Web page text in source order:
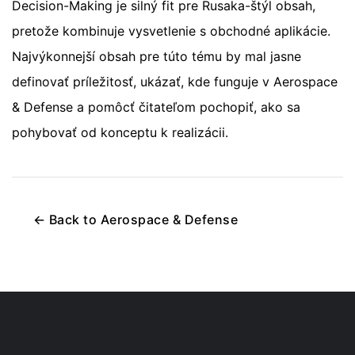
Decision-Making je silný fit pre Rusaka-štýl obsah,
pretože kombinuje vysvetlenie s obchodné aplikácie.
Najvýkonnejší obsah pre túto tému by mal jasne
definovať príležitosť, ukázať, kde funguje v Aerospace
& Defense a pomôcť čitateľom pochopiť, ako sa
pohybovať od konceptu k realizácii.
← Back to Aerospace & Defense